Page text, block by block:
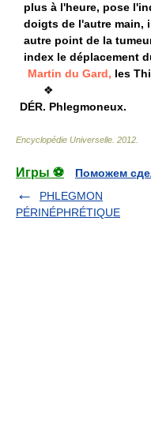
plus à l'heure, pose
doigts de l'autre main,
autre point de la
index le déplacement
Martin du Gard, les
❖
DÉR. Phlegmoneux.
Encyclopédie Universelle 2012
Игры ⚽
Поможем
PHLEGMON
PÉRINÉPHRÉTIQUE